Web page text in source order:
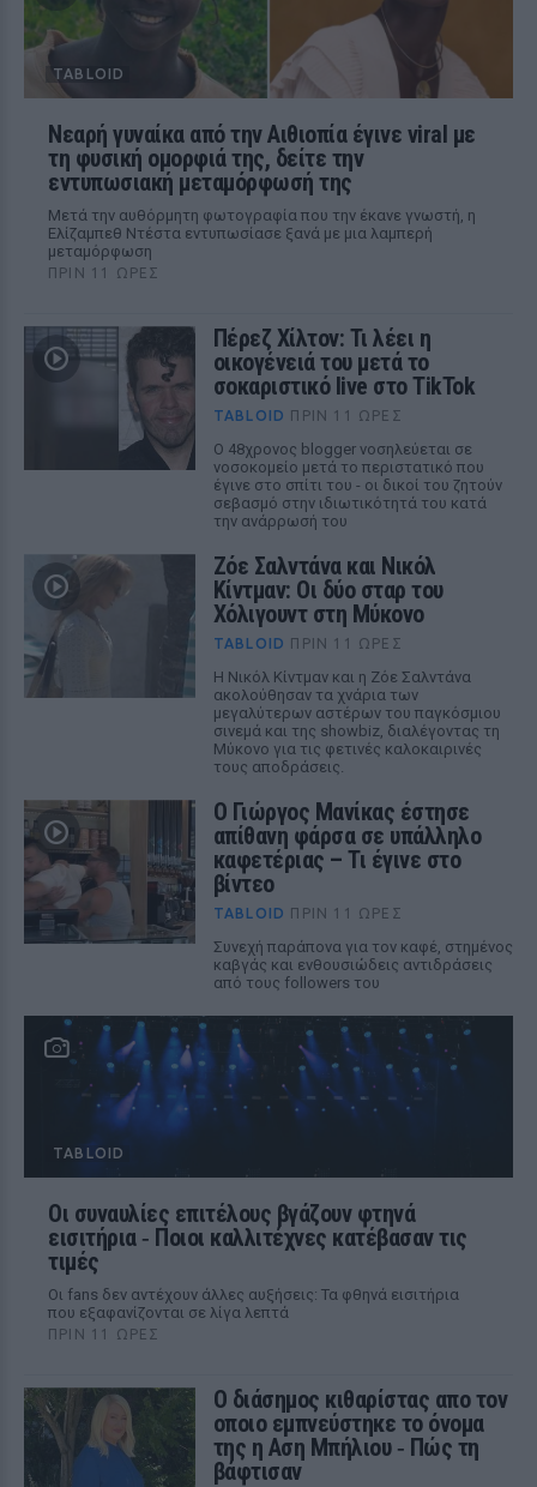
TABLOID
Νεαρή γυναίκα από την Αιθιοπία έγινε viral με
τη φυσική ομορφιά της, δείτε την
εντυπωσιακή μεταμόρφωσή της
Μετά την αυθόρμητη φωτογραφία που την έκανε γνωστή, η
Ελίζαμπεθ Ντέστα εντυπωσίασε ξανά με μια λαμπερή
μεταμόρφωση
ΠΡΙΝ 11 ΏΡΕΣ
Πέρεζ Χίλτον: Τι λέει η
οικογένειά του μετά το
σοκαριστικό live στο TikTok
TABLOID ΠΡΙΝ 11 ΏΡΕΣ
Ο 48χρονος blogger νοσηλεύεται σε
νοσοκομείο μετά το περιστατικό που
έγινε στο σπίτι του - οι δικοί του ζητούν
σεβασμό στην ιδιωτικότητά του κατά
την ανάρρωσή του
Ζόε Σαλντάνα και Νικόλ
Κίντμαν: Οι δύο σταρ του
Χόλιγουντ στη Μύκονο
TABLOID ΠΡΙΝ 11 ΏΡΕΣ
Η Νικόλ Κίντμαν και η Ζόε Σαλντάνα
ακολούθησαν τα χνάρια των
μεγαλύτερων αστέρων του παγκόσμιου
σινεμά και της showbiz, διαλέγοντας τη
Μύκονο για τις φετινές καλοκαιρινές
τους αποδράσεις.
Ο Γιώργος Μανίκας έστησε
απίθανη φάρσα σε υπάλληλο
καφετέριας – Τι έγινε στο
βίντεο
TABLOID ΠΡΙΝ 11 ΏΡΕΣ
Συνεχή παράπονα για τον καφέ, στημένος
καβγάς και ενθουσιώδεις αντιδράσεις
από τους followers του
TABLOID
Οι συναυλίες επιτέλους βγάζουν φτηνά
εισιτήρια ‑ Ποιοι καλλιτέχνες κατέβασαν τις
τιμές
Οι fans δεν αντέχουν άλλες αυξήσεις: Τα φθηνά εισιτήρια
που εξαφανίζονται σε λίγα λεπτά
ΠΡΙΝ 11 ΏΡΕΣ
Ο διάσημος κιθαρίστας απο τον
οποιο εμπνεύστηκε το όνομα
της η Αση Μπήλιου ‑ Πώς τη
βάφτισαν